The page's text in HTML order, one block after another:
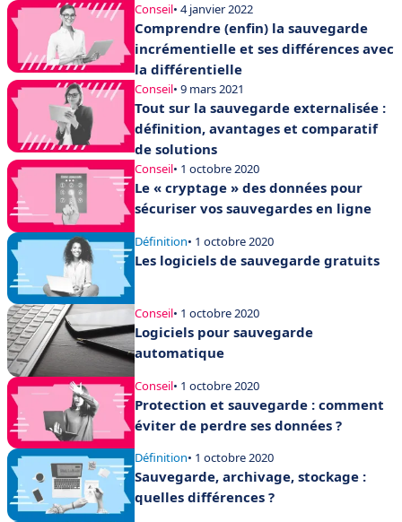
Conseil• 4 janvier 2022
Comprendre (enfin) la sauvegarde
incrémentielle et ses différences avec
la différentielle
Conseil• 9 mars 2021
Tout sur la sauvegarde externalisée :
définition, avantages et comparatif
de solutions
Conseil• 1 octobre 2020
Le « cryptage » des données pour
sécuriser vos sauvegardes en ligne
Définition• 1 octobre 2020
Les logiciels de sauvegarde gratuits
Conseil• 1 octobre 2020
Logiciels pour sauvegarde
automatique
Conseil• 1 octobre 2020
Protection et sauvegarde : comment
éviter de perdre ses données ?
Définition• 1 octobre 2020
Sauvegarde, archivage, stockage :
quelles différences ?